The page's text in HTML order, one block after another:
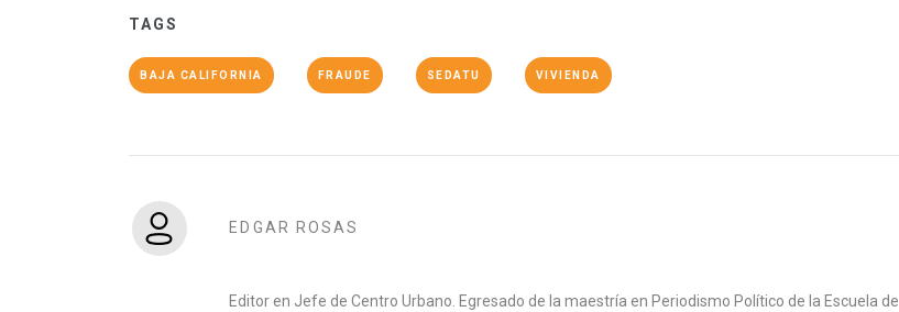
TAGS
BAJA CALIFORNIA FRAUDE SEDATU VIVIENDA
EDGAR ROSAS
Editor en Jefe de Centro Urbano. Egresado de la maestría en Periodismo Político de la Escuela de